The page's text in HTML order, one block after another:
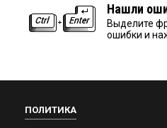
Нашли
Выделите
ошибки и
ПОЛИТИКА